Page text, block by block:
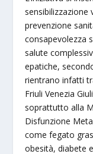
prevenzione
consapevolezza
salute
epatiche,
rientrano infatti
Friuli Venezia
soprattutto alla
Disfunzione
come fegato
obesità, diabete